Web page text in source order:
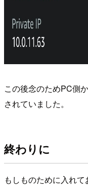
この後念のためPC側
されていました。
終わりに
もしものために入れ